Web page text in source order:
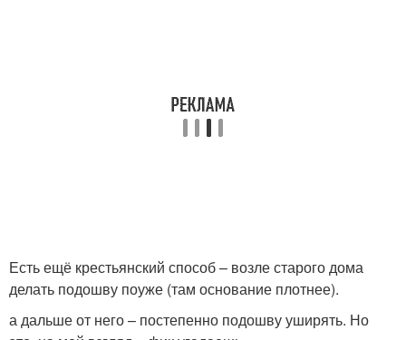
Есть ещё крестьянский способ – возле старого дома
делать подошву поуже (там основание плотнее).
а дальше от него – постепенно подошву уширять. Но